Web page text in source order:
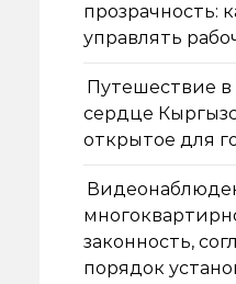
прозрачность:
управлять
Путешествие
сердце
открытое для
законность,
порядок